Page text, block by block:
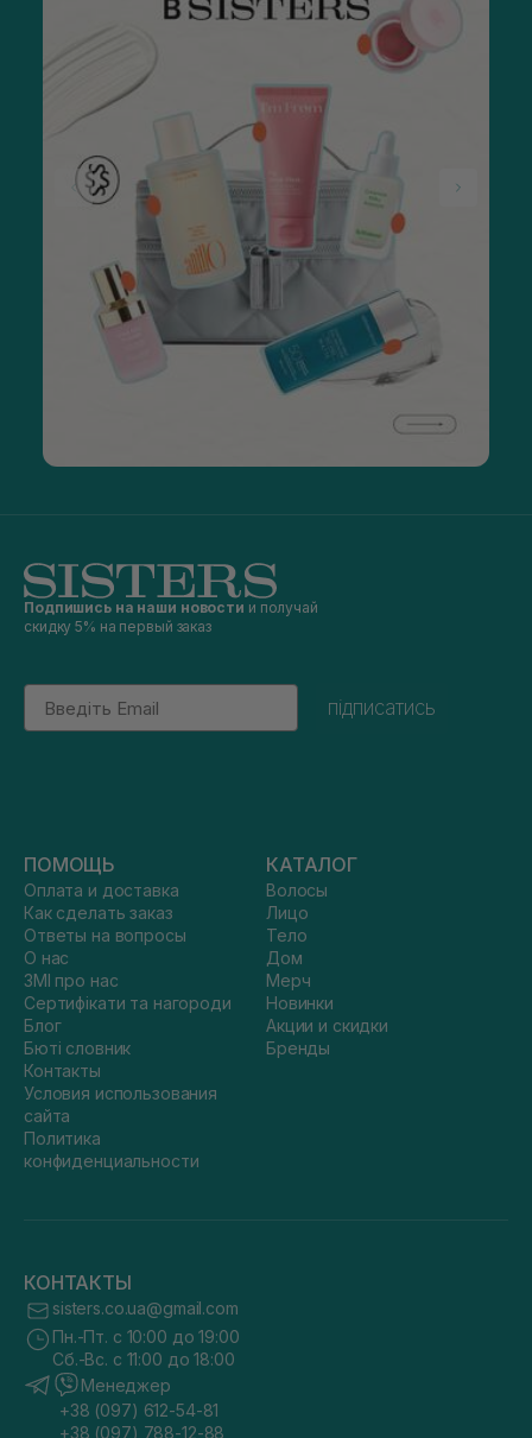
Подпишись на наши новости и получай
скидку 5% на первый заказ
Email
підписатись
ПОМОЩЬ
Оплата и доставка
Как сделать заказ
Ответы на вопросы
О нас
ЗМІ про нас
Сертифікати та нагороди
Блог
Бюті словник
Контакты
Условия использования
сайта
Политика
конфиденциальности
КАТАЛОГ
Волосы
Лицо
Тело
Дом
Мерч
Новинки
Акции и скидки
Бренды
КОНТАКТЫ
sisters.co.ua@gmail.com
Пн.-Пт. с 10:00 до 19:00
Сб.-Вс. с 11:00 до 18:00
Менеджер
+38 (097) 612-54-81
+38 (097) 788-12-88